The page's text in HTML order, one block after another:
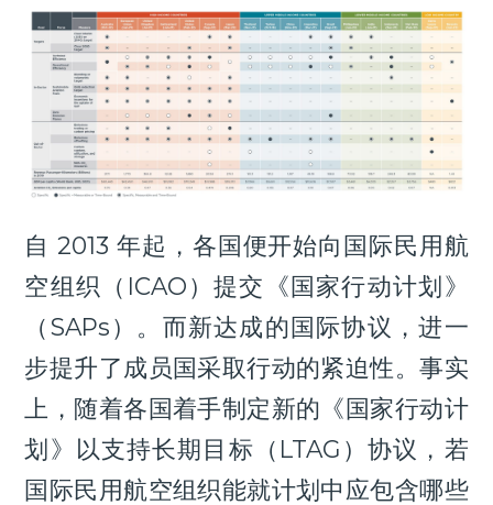
自 2013 年起，各国便开始向国际民用航
空组织（ICAO）提交《国家行动计划》
（SAPs）。而新达成的国际协议，进一
步提升了成员国采取行动的紧迫性。事实
上，随着各国着手制定新的《国家行动计
划》以支持长期目标（LTAG）协议，若
国际民用航空组织能就计划中应包含哪些